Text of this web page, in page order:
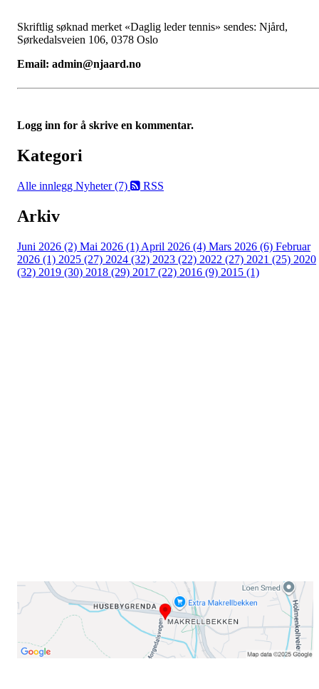
Skriftlig søknad merket «Daglig leder tennis» sendes: Njård,
Sørkedalsveien 106, 0378 Oslo
Email: admin@njaard.no
Logg inn for å skrive en kommentar.
Kategori
Alle innlegg Nyheter (7) RSS
Arkiv
Juni 2026 (2) Mai 2026 (1) April 2026 (4) Mars 2026 (6) Februar
2026 (1) 2025 (27) 2024 (32) 2023 (22) 2022 (27) 2021 (25) 2020
(32) 2019 (30) 2018 (29) 2017 (22) 2016 (9) 2015 (1)